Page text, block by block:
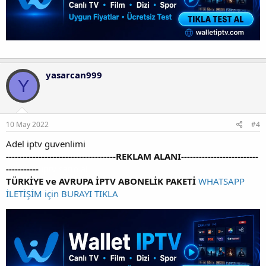
Y
yasarcan999
10 May 2022 #4
Adel iptv guvenlimi
-------------------------------------REKLAM ALANI--------------------------
-----------
TÜRKİYE ve AVRUPA İPTV ABONELİK PAKETİ WHATSAPP
İLETİŞİM için BURAYI TIKLA